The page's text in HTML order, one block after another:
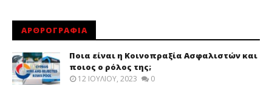
ΑΡΘΡΟΓΡΑΦΙΑ
Ποια είναι η Κοινοπραξία Ασφαλιστών και
ποιος ο ρόλος της;
12 ΙΟΥΛΊΟΥ, 2023 0